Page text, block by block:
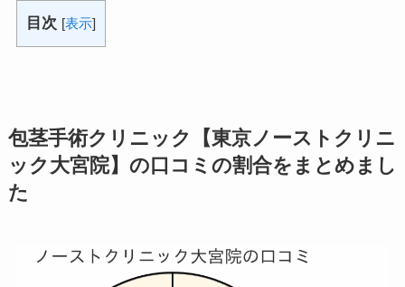
目次 [表示]
包茎手術クリニック【東京ノーストクリニ
ック大宮院】の口コミの割合をまとめまし
た